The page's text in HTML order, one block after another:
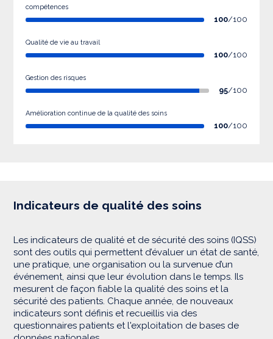
compétences
100/100
Qualité de vie au travail
100/100
Gestion des risques
95/100
Amélioration continue de la qualité des soins
100/100
Indicateurs de qualité des soins
Les indicateurs de qualité et de sécurité des soins (IQSS)
sont des outils qui permettent d’évaluer un état de santé,
une pratique, une organisation ou la survenue d’un
événement, ainsi que leur évolution dans le temps. Ils
mesurent de façon fiable la qualité des soins et la
sécurité des patients. Chaque année, de nouveaux
indicateurs sont définis et recueillis via des
questionnaires patients et l'exploitation de bases de